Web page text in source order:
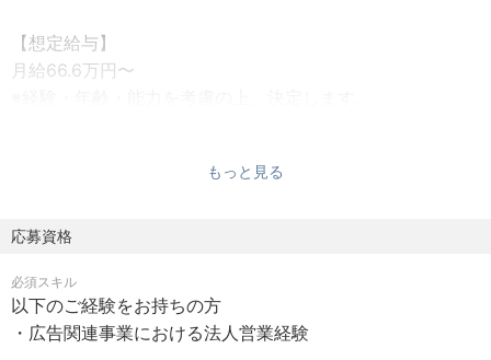
【具体的な業務内容】
・インフルエンサーマーケティングプロモーション企画、
・チームマネジメント（ご経験に応じて）
-Job Description
■Sales/Creator Support Staff
【想定給与】
月給66.6万円〜
あり（平均月20時間）※繁忙期や案件により変動がござい
ます。
もっと見る
応募資格
必須スキル
以下のご経験をお持ちの方
・広告関連事業における法人営業経験